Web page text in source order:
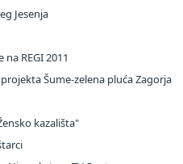
Jesenja
REGI 2011
Šume-zelena pluća Zagorja
kazališta"